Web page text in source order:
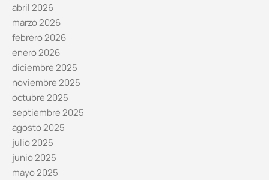
abril 2026
marzo 2026
febrero 2026
enero 2026
diciembre 2025
noviembre 2025
octubre 2025
septiembre 2025
agosto 2025
julio 2025
junio 2025
mayo 2025